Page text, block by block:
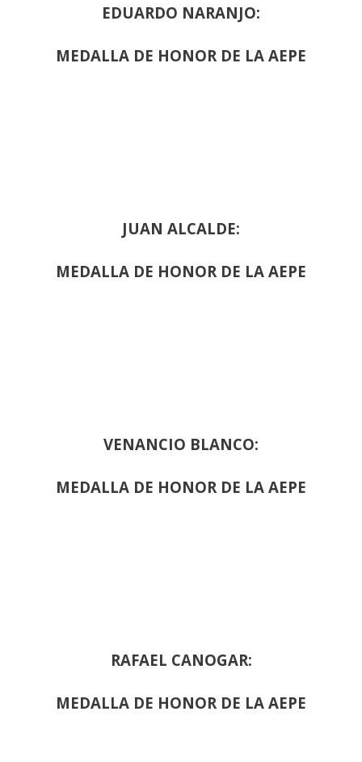
EDUARDO NARANJO:
MEDALLA DE HONOR DE LA AEPE
JUAN ALCALDE:
MEDALLA DE HONOR DE LA AEPE
VENANCIO BLANCO:
MEDALLA DE HONOR DE LA AEPE
RAFAEL CANOGAR:
MEDALLA DE HONOR DE LA AEPE